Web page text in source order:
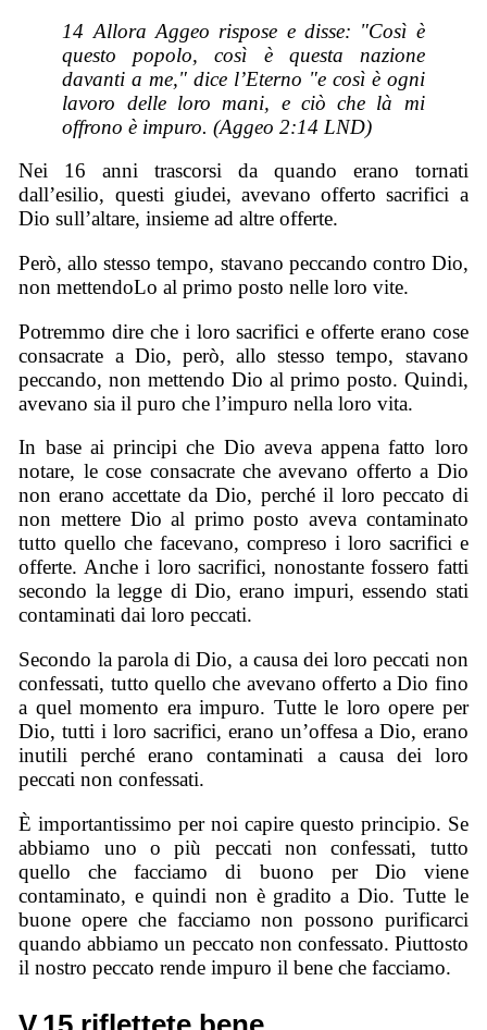
14 Allora Aggeo rispose e disse: "Così è
questo popolo, così è questa nazione
davanti a me," dice l’Eterno "e così è ogni
lavoro delle loro mani, e ciò che là mi
offrono è impuro. (Aggeo 2:14 LND)
Nei 16 anni trascorsi da quando erano tornati
dall’esilio, questi giudei, avevano offerto sacrifici a
Dio sull’altare, insieme ad altre offerte.
Però, allo stesso tempo, stavano peccando contro Dio,
non mettendoLo al primo posto nelle loro vite.
Potremmo dire che i loro sacrifici e offerte erano cose
consacrate a Dio, però, allo stesso tempo, stavano
peccando, non mettendo Dio al primo posto. Quindi,
avevano sia il puro che l’impuro nella loro vita.
In base ai principi che Dio aveva appena fatto loro
notare, le cose consacrate che avevano offerto a Dio
non erano accettate da Dio, perché il loro peccato di
non mettere Dio al primo posto aveva contaminato
tutto quello che facevano, compreso i loro sacrifici e
offerte. Anche i loro sacrifici, nonostante fossero fatti
secondo la legge di Dio, erano impuri, essendo stati
contaminati dai loro peccati.
Secondo la parola di Dio, a causa dei loro peccati non
confessati, tutto quello che avevano offerto a Dio fino
a quel momento era impuro. Tutte le loro opere per
Dio, tutti i loro sacrifici, erano un’offesa a Dio, erano
inutili perché erano contaminati a causa dei loro
peccati non confessati.
È importantissimo per noi capire questo principio. Se
abbiamo uno o più peccati non confessati, tutto
quello che facciamo di buono per Dio viene
contaminato, e quindi non è gradito a Dio. Tutte le
buone opere che facciamo non possono purificarci
quando abbiamo un peccato non confessato. Piuttosto
il nostro peccato rende impuro il bene che facciamo.